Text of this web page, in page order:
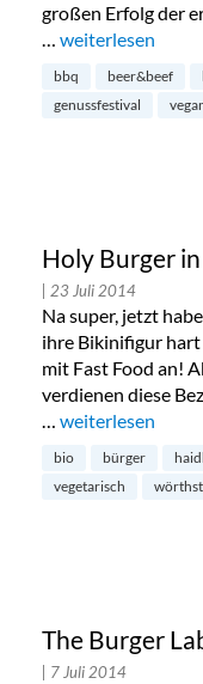
großen Erfolg der
… „Beer&Beef-
weiterlesen
bbq beer&beef
genussfestival
Holy Burger
| 23 Juli 2014
Na super, jetzt
ihre Bikinifigur
mit Fast Food an!
verdienen diese
… „Holy Burger in
weiterlesen
bio bürger
vegetarisch
The Burger
| 7 Juli 2014